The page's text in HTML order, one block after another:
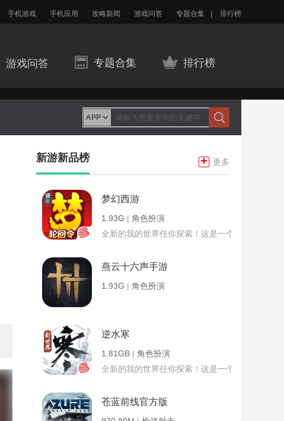
手机游戏 手机应用 攻略新闻 游戏问答 专题合集 排行榜
游戏问答 专题合集 排行榜
新游新品榜 + 更多
梦幻西游
1.93G | 角色扮演
全新的我的世界任你探索！这是一个小提示字段。
燕云十六声手游
1.93G | 角色扮演
逆水寒
1.81GB | 角色扮演
全新的我的世界任你探索！这是一个小提示字段。
苍蓝前线官方版